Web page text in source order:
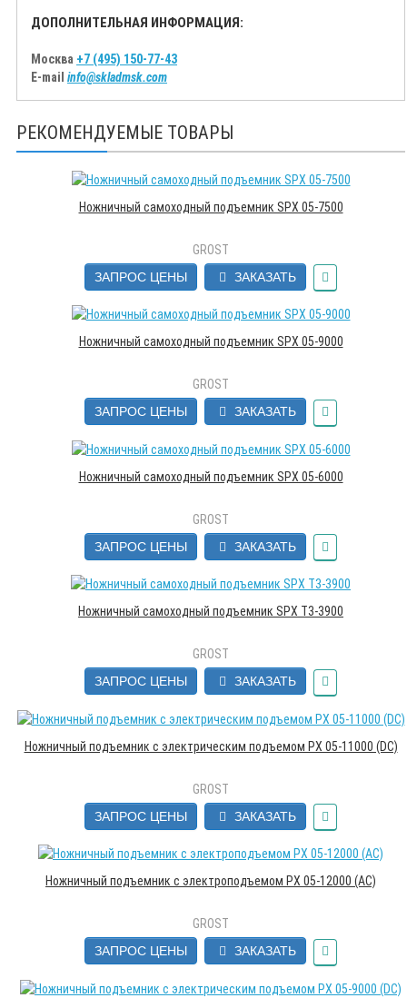
ДОПОЛНИТЕЛЬНАЯ ИНФОРМАЦИЯ:
Москва +7 (495) 150-77-43
E-mail info@skladmsk.com
РЕКОМЕНДУЕМЫЕ ТОВАРЫ
Ножничный самоходный подъемник SPX 05-7500
GROST
ЗАПРОС ЦЕНЫ
ЗАКАЗАТЬ
Ножничный самоходный подъемник SPX 05-9000
GROST
ЗАПРОС ЦЕНЫ
ЗАКАЗАТЬ
Ножничный самоходный подъемник SPX 05-6000
GROST
ЗАПРОС ЦЕНЫ
ЗАКАЗАТЬ
Ножничный самоходный подъемник SPX T3-3900
GROST
ЗАПРОС ЦЕНЫ
ЗАКАЗАТЬ
Ножничный подъемник с электрическим подъемом PX 05-11000 (DC)
GROST
ЗАПРОС ЦЕНЫ
ЗАКАЗАТЬ
Ножничный подъемник с электроподъемом PX 05-12000 (AC)
GROST
ЗАПРОС ЦЕНЫ
ЗАКАЗАТЬ